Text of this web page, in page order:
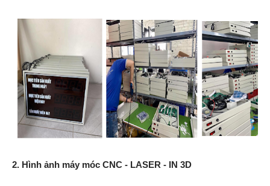
2. Hình ảnh máy móc CNC - LASER - IN 3D